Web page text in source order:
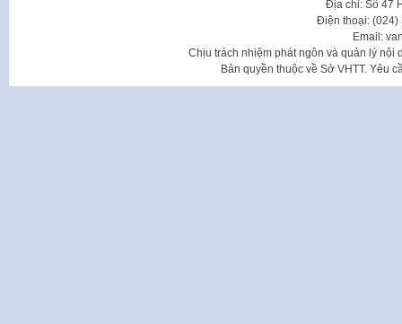
Địa chỉ: Số 47
Điện thoại: (024)
Email:
Chịu trách nhiệm phát ngôn và quản lý nội
Bản quyền thuộc về Sở VHTT. Yêu